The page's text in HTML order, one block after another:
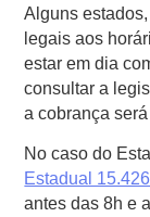
Alguns
legais aos
estar em dia
consultar a
a cobrança
No caso do
Estadual
antes das 8h e